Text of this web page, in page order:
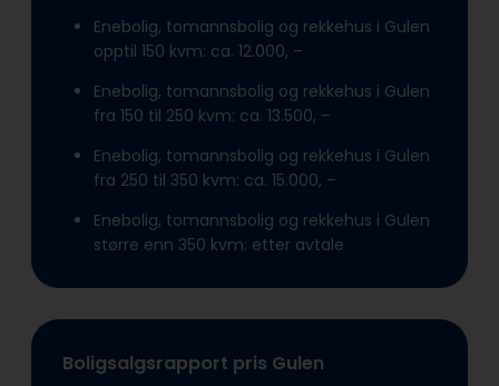
Enebolig, tomannsbolig og rekkehus i Gulen
opptil 150 kvm: ca. 12.000, –
Enebolig, tomannsbolig og rekkehus i Gulen
fra 150 til 250 kvm: ca. 13.500, –
Enebolig, tomannsbolig og rekkehus i Gulen
fra 250 til 350 kvm: ca. 15.000, –
Enebolig, tomannsbolig og rekkehus i Gulen
større enn 350 kvm: etter avtale
Boligsalgsrapport pris Gulen